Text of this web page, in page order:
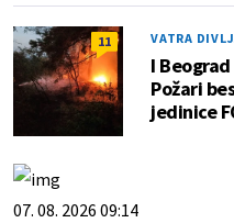
11 VATRA
I
Požari
jedinice
07. 08. 2026 09:14